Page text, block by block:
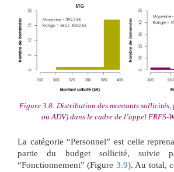
Figure 3.8: Distribution des montants sollicités,
ou ADV) dans le cadre de l’appel FRFS-
La catégorie “Personnel” est celle
partie du budget sollicité, suivie
“Fonctionnement” (Figure 3.9). Au total,